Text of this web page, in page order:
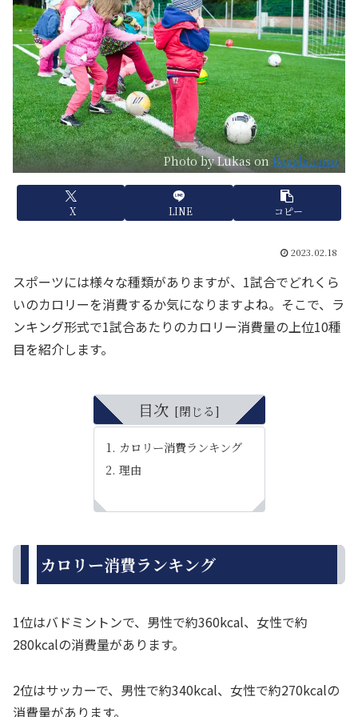
Photo by Lukas onPexels.com
X LINE コピー
2023.02.18
スポーツには様々な種類がありますが、1試合でどれくら
いのカロリーを消費するか気になりますよね。そこで、ラ
ンキング形式で1試合あたりのカロリー消費量の上位10種
目を紹介します。
目次
カロリー消費ランキング
理由
カロリー消費ランキング
1位はバドミントンで、男性で約360kcal、女性で約
280kcalの消費量があります。
2位はサッカーで、男性で約340kcal、女性で約270kcalの
消費量があります。